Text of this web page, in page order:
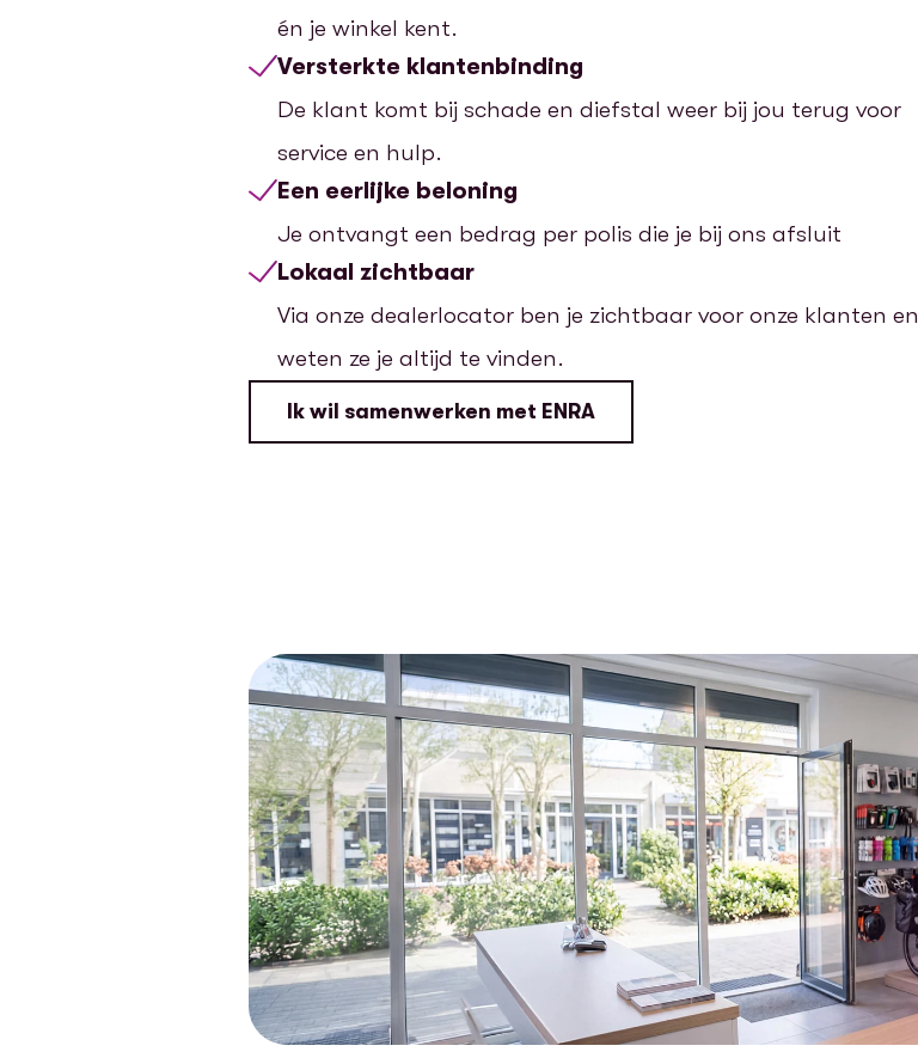
én je winkel kent.
Versterkte klantenbinding
De klant komt bij schade en diefstal weer bij jou terug voor
service en hulp.
Een eerlijke beloning
Je ontvangt een bedrag per polis die je bij ons afsluit
Lokaal zichtbaar
Via onze dealerlocator ben je zichtbaar voor onze klanten en
weten ze je altijd te vinden.
Ik wil samenwerken met ENRA